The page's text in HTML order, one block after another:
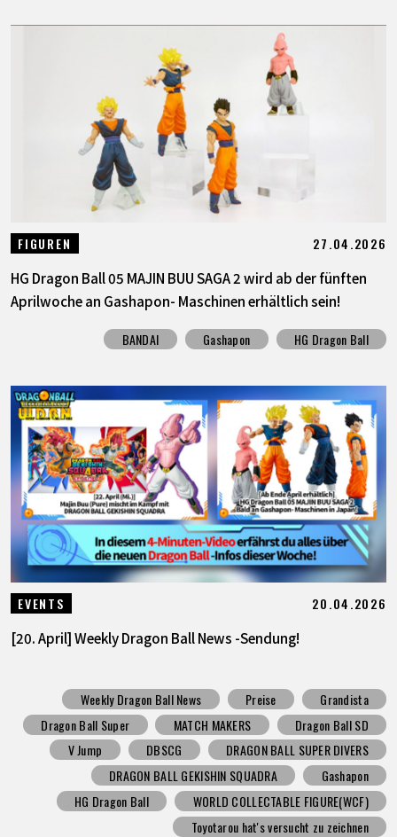
FIGUREN 27.04.2026
HG Dragon Ball 05 MAJIN BUU SAGA 2 wird ab der fünften
Aprilwoche an Gashapon- Maschinen erhältlich sein!
BANDAI Gashapon HG Dragon Ball
EVENTS 20.04.2026
[20. April] Weekly Dragon Ball News -Sendung!
Weekly Dragon Ball News Preise
Grandista
Dragon Ball Super
MATCH MAKERS
Dragon Ball SD
V Jump
DBSCG
DRAGON BALL SUPER DIVERS
DRAGON BALL GEKISHIN SQUADRA
Gashapon
HG Dragon Ball
WORLD COLLECTABLE FIGURE(WCF)
Toyotarou hat's versucht zu zeichnen